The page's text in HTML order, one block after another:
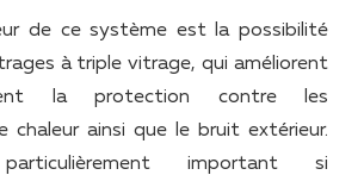
de ce système est la possibilité
à triple vitrage, qui améliorent
la protection contre les
chaleur ainsi que le bruit extérieur.
important si